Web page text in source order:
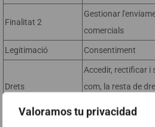
Valoramos tu privacidad
Finalitat 2
Gestionar
comercials
Legitimació Consentiment
Drets
Accedir, rectificar i
com, la resta de